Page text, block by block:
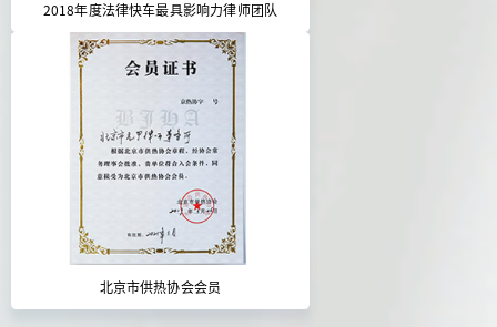
2018年度法律快车最具影响力律师团队
北京市供热协会会员